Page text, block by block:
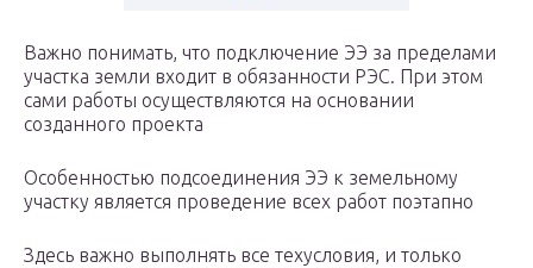
Важно понимать, что подключение ЭЭ за пределами
участка земли входит в обязанности РЭС. При этом
сами работы осуществляются на основании
созданного проекта
Особенностью подсоединения ЭЭ к земельному
участку является проведение всех работ поэтапно
Здесь важно выполнять все техусловия, и только